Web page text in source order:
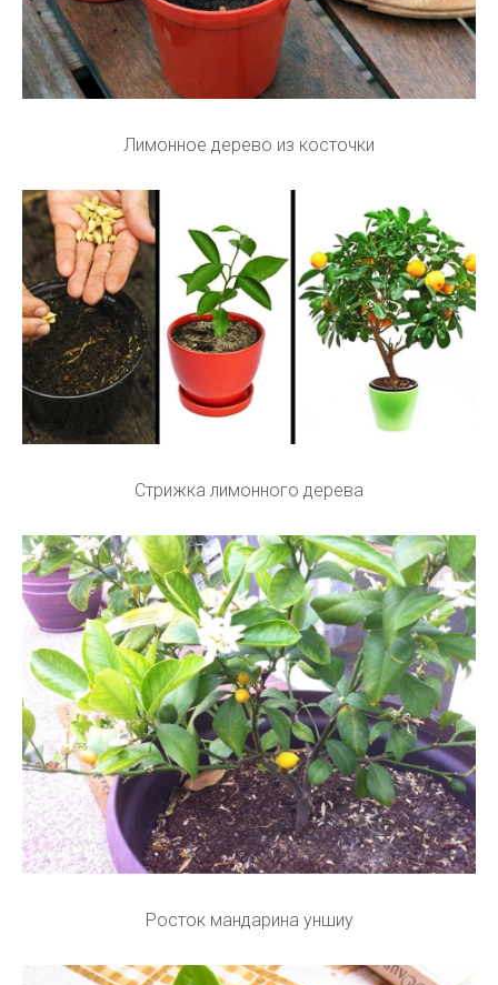
Лимонное дерево из косточки
Стрижка лимонного дерева
Росток мандарина уншиу